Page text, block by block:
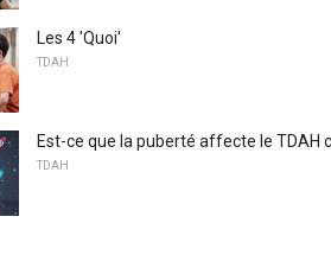
Les 4 'Quoi'
TDAH
Est-ce que la puberté affecte le TDAH
TDAH